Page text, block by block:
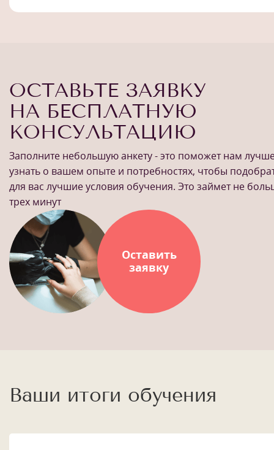
ОСТАВЬТЕ ЗАЯВКУ
НА БЕСПЛАТНУЮ
КОНСУЛЬТАЦИЮ
Заполните небольшую анкету - это поможет нам
узнать о вашем опыте и потребностях, чтобы
для вас лучшие условия обучения. Это займет не
трех минут
Оставить
заявку
Ваши итоги обучения